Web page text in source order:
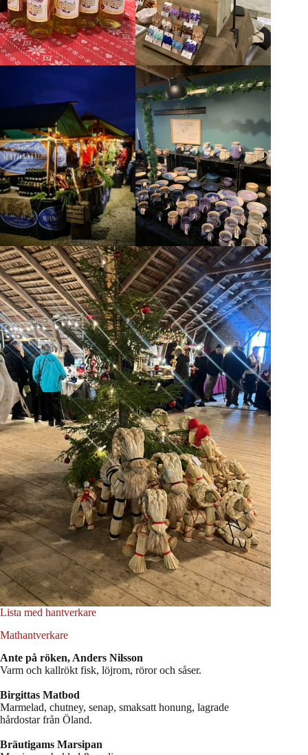
Lista med hantverkare
Mathantverkare
Ante på röken, Anders Nilsson
Varm och kallrökt fisk, löjrom, röror och såser.
Birgittas Matbod
Marmelad, chutney, senap, smaksatt honung, lagrade
hårdostar från Öland.
Bräutigams Marsipan